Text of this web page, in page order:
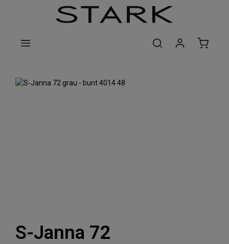
Zum Hauptinhalt springen
S-Janna 72